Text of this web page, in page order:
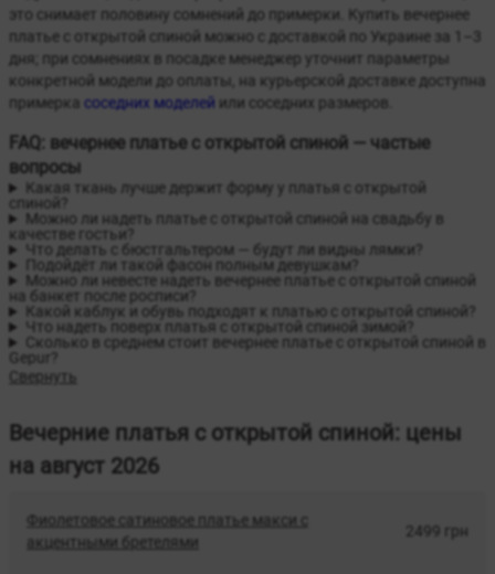
это снимает половину сомнений до примерки. Купить вечернее
платье с открытой спиной можно с доставкой по Украине за 1–3
дня; при сомнениях в посадке менеджер уточнит параметры
конкретной модели до оплаты, на курьерской доставке доступна
примерка соседних моделей или соседних размеров.
FAQ: вечернее платье с открытой спиной — частые
вопросы
Какая ткань лучше держит форму у платья с открытой
спиной?
Можно ли надеть платье с открытой спиной на свадьбу в
качестве гостьи?
Что делать с бюстгальтером — будут ли видны лямки?
Подойдёт ли такой фасон полным девушкам?
Можно ли невесте надеть вечернее платье с открытой спиной
на банкет после росписи?
Какой каблук и обувь подходят к платью с открытой спиной?
Что надеть поверх платья с открытой спиной зимой?
Сколько в среднем стоит вечернее платье с открытой спиной в
Gepur?
Свернуть
Вечерние платья с открытой спиной: цены
на август 2026
Фиолетовое сатиновое платье макси с
акцентными бретелями
2499 грн